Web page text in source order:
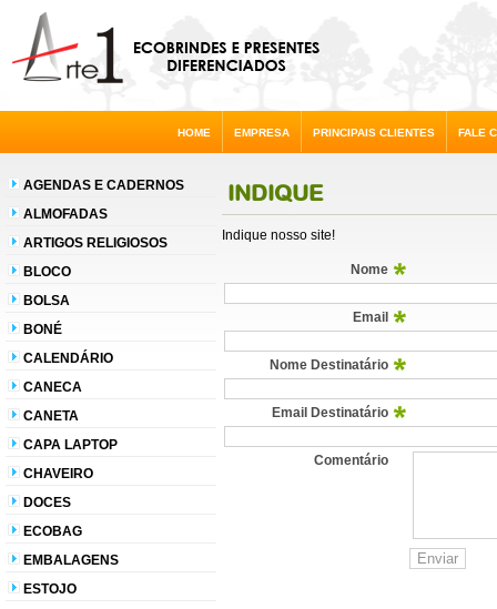
HOME EMPRESA PRINCIPAIS CLIENTES FALE
AGENDAS E CADERNOS
ALMOFADAS
ARTIGOS RELIGIOSOS
BLOCO
BOLSA
BONÉ
CALENDÁRIO
CANECA
CANETA
CAPA LAPTOP
CHAVEIRO
DOCES
ECOBAG
EMBALAGENS
ESTOJO
INDIQUE
Indique nosso site!
Nome
Email
Nome Destinatário
Email Destinatário
Comentário